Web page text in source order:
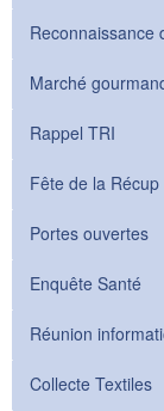
Reconnaissance
Marché
Rappel TRI
Fête de la Récup
Portes ouvertes
Enquête Santé
Réunion
Collecte Textiles